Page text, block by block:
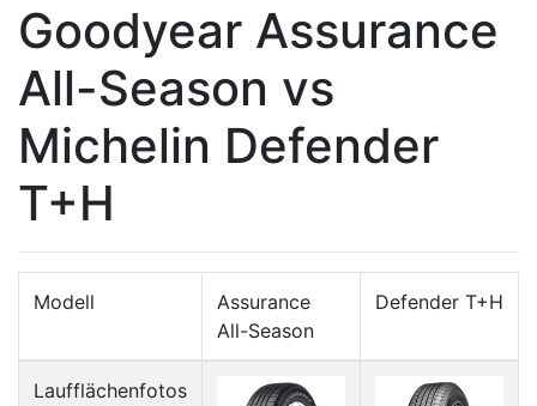
Goodyear Assurance
All-Season vs
Michelin Defender
T+H
Modell
Assurance
All-Season
Defender T+H
Laufflächenfotos